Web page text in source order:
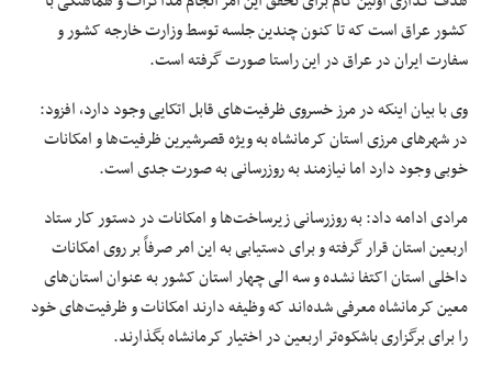
کشور عراق است کهتا کنونچندین جلسه توسط وزارت خارجه کشور و
سفارت ایران در عراق در این راستا صورت گرفته است.
وی با بیان اینکه در مرز خسروی ظرفیت‌های قابل اتکایی وجود دارد، افزود:
در شهرهای مرزی استان کرمانشاه به ویژه قصرشیرین ظرفیت‌ها و امکانات
خوبی وجود داردامانیازمند بهروزرسانیبه صورت جدی است.
مرادی ادامه داد: بهروزرسانیزیرساخت‌ها و امکانات در دستور کار ستاد
اربعین استان قرار گرفته و برای دستیابی به این امر صرفاً بر روی امکانات
داخلی استان اکتفا نشده و سه الی چهار استان کشور به عنوان استان‌های
معین کرمانشاه معرفی شده‌اند که وظیفه دارند امکانات و ظرفیت‌های خود
را برای برگزاری باشکوه‌تر اربعین در اختیار کرمانشاه بگذارند.